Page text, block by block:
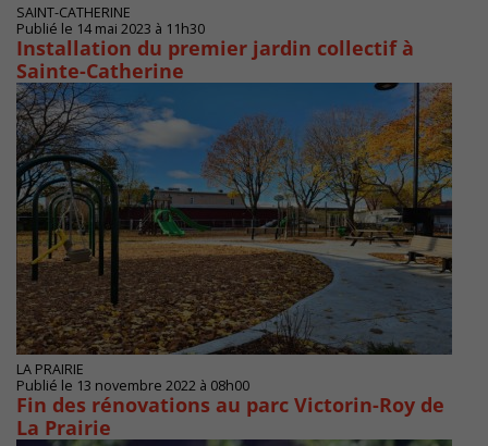
SAINT-CATHERINE
Publié le 14 mai 2023 à 11h30
Installation du premier jardin collectif à
Sainte-Catherine
LA PRAIRIE
Publié le 13 novembre 2022 à 08h00
Fin des rénovations au parc Victorin-Roy de
La Prairie